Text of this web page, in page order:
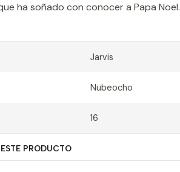
ha soñado con conocer a Papa Noel.
Jarvis
Nubeocho
16
PRODUCTO